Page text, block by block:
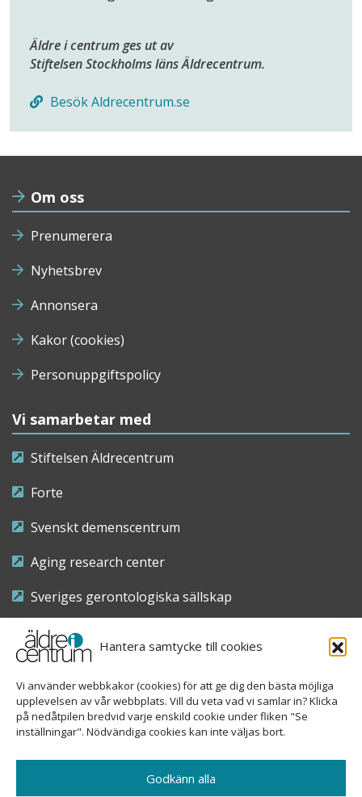
Hantera samtycke till cookies
Vi använder webbkakor (cookies) för att ge dig den bästa möjliga
upplevelsen av vår webbplats. Vill du veta vad vi samlar in? Klicka
på nedåtpilen bredvid varje enskild cookie under fliken "Se
inställningar". Nödvändiga cookies kan inte väljas bort.
Godkänn alla
Äldre i centrum ges ut av
Stiftelsen Stockholms läns Äldrecentrum.
Besök Aldrecentrum.se
Om oss
Prenumerera
Nyhetsbrev
Annonsera
Kakor (cookies)
Personuppgiftspolicy
Vi samarbetar med
Stiftelsen Äldrecentrum
Forte
Svenskt demenscentrum
Aging research center
Sveriges gerontologiska sällskap
Riksföreningen för sjuksköterskor inom äldre- och
demensvård
Nationellt kompetenscentrum anhöriga